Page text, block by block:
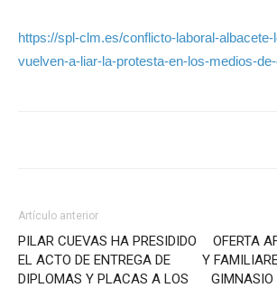
https://spl-clm.es/conflicto-laboral-
vuelven-a-liar-la-protesta-en-los-medios-
Artículo anterior
PILAR CUEVAS HA PRESIDIDO
EL ACTO DE ENTREGA DE
DIPLOMAS Y PLACAS A LOS
OFERTA
Y
GIMNASIO